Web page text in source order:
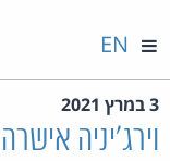
EN
3 במרץ 2021
וירג'יניה